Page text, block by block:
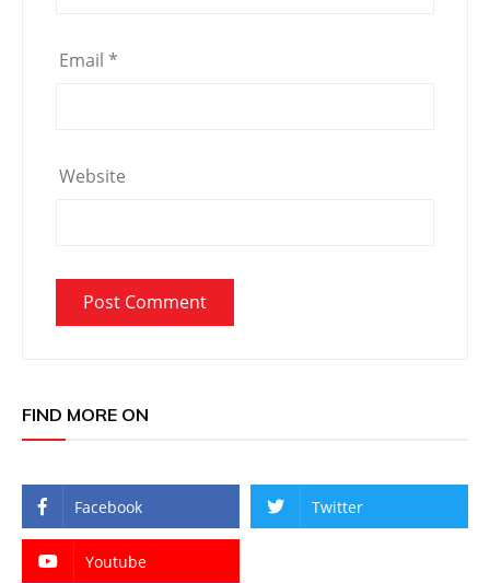
Email *
Website
FIND MORE ON
Facebook Twitter
Youtube